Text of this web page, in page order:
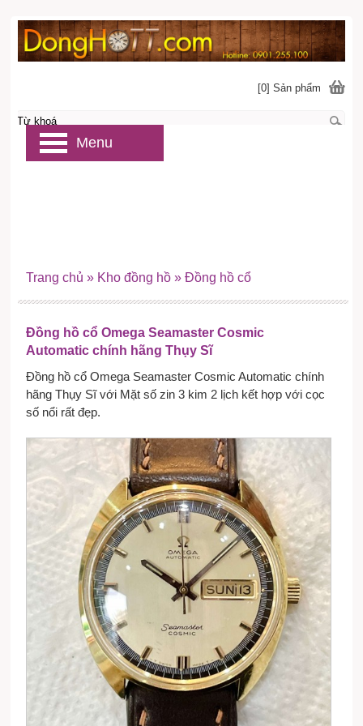
Đồng hồ cổ Omega Seamaster Cosmic
Automatic chính hãng Thụy Sĩ
Đồng hồ cổ Omega Seamaster Cosmic Automatic chính
hãng Thụy Sĩ với Mặt số zin 3 kim 2 lịch kết hợp với cọc
số nổi rất đẹp.
Trang chủ » Kho đồng hồ » Đồng hồ cổ
[0] Sản phẩm
Menu